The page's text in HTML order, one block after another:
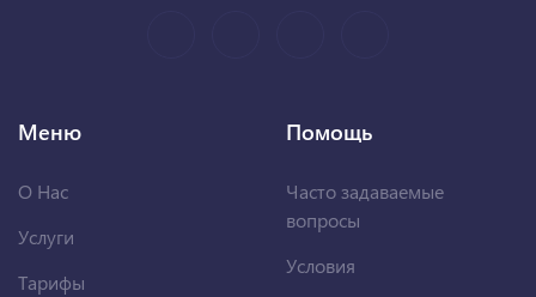
Меню
О Нас
Услуги
Тарифы
Помощь
Часто задаваемые
вопросы
Условия